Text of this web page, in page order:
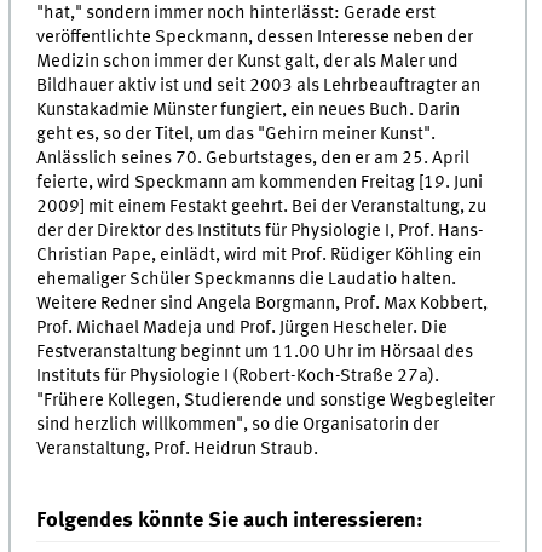
"hat," sondern immer noch hinterlässt: Gerade erst
veröffentlichte Speckmann, dessen Interesse neben der
Medizin schon immer der Kunst galt, der als Maler und
Bildhauer aktiv ist und seit 2003 als Lehrbeauftragter an
Kunstakadmie Münster fungiert, ein neues Buch. Darin
geht es, so der Titel, um das "Gehirn meiner Kunst".
Anlässlich seines 70. Geburtstages, den er am 25. April
feierte, wird Speckmann am kommenden Freitag [19. Juni
2009] mit einem Festakt geehrt. Bei der Veranstaltung, zu
der der Direktor des Instituts für Physiologie I, Prof. Hans-
Christian Pape, einlädt, wird mit Prof. Rüdiger Köhling ein
ehemaliger Schüler Speckmanns die Laudatio halten.
Weitere Redner sind Angela Borgmann, Prof. Max Kobbert,
Prof. Michael Madeja und Prof. Jürgen Hescheler. Die
Festveranstaltung beginnt um 11.00 Uhr im Hörsaal des
Instituts für Physiologie I (Robert-Koch-Straße 27a).
"Frühere Kollegen, Studierende und sonstige Wegbegleiter
sind herzlich willkommen", so die Organisatorin der
Veranstaltung, Prof. Heidrun Straub.
Folgendes könnte Sie auch interessieren: